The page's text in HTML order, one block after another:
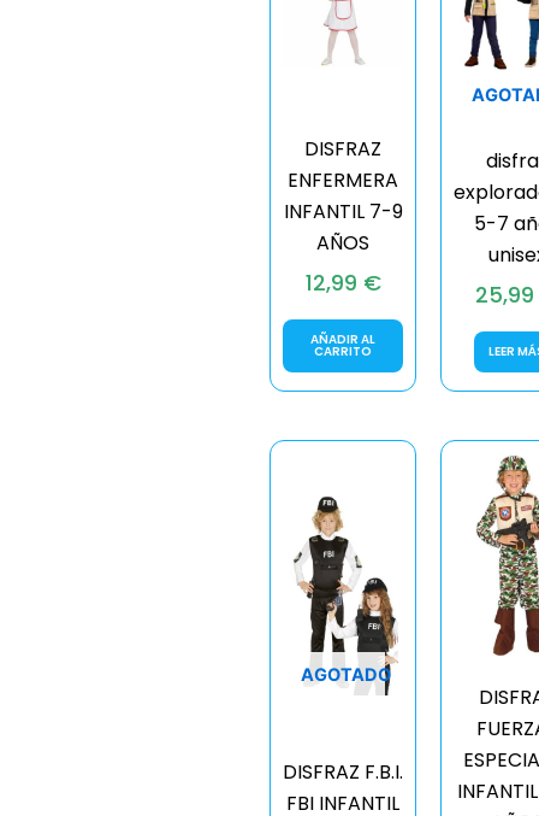
DISFRAZ
ENFERMERA
INFANTIL 7-9
AÑOS
12,99 €
AÑADIR AL
CARRITO
5-7
25,99
LEER
AGOTADO
DISFRAZ F.B.I.
FBI INFANTIL